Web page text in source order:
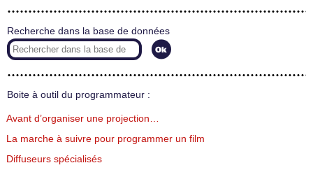
Recherche dans la base de données
Boite à outil du programmateur :
Avant d’organiser une projection…
La marche à suivre pour programmer un film
Diffuseurs spécialisés